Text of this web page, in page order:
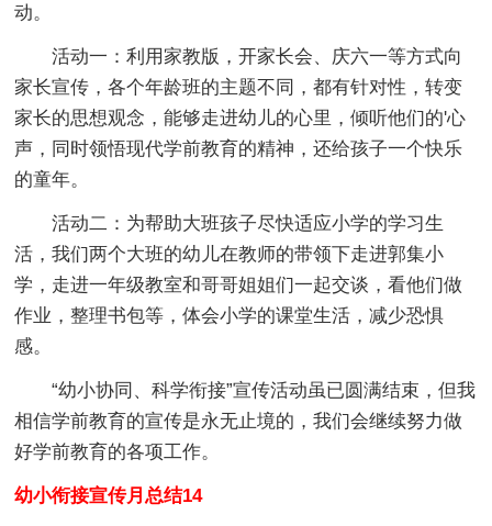
动。
活动一：利用家教版，开家长会、庆六一等方式向
家长宣传，各个年龄班的主题不同，都有针对性，转变
家长的思想观念，能够走进幼儿的心里，倾听他们的'心
声，同时领悟现代学前教育的精神，还给孩子一个快乐
的童年。
活动二：为帮助大班孩子尽快适应小学的学习生
活，我们两个大班的幼儿在教师的带领下走进郭集小
学，走进一年级教室和哥哥姐姐们一起交谈，看他们做
作业，整理书包等，体会小学的课堂生活，减少恐惧
感。
“幼小协同、科学衔接”宣传活动虽已圆满结束，但我
相信学前教育的宣传是永无止境的，我们会继续努力做
好学前教育的各项工作。
幼小衔接宣传月总结14